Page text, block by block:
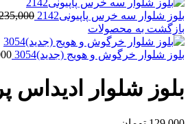
بلوز شلوار سه خرس پاپیونی2142
بازگشت به محصولات
بلوز شلوار خرگوش و هویج (جدید)3054
بلوز شلوار ادیداس